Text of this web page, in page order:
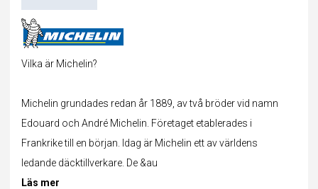
Vilka är Michelin?
Michelin grundades redan år 1889, av två bröder vid namn
Edouard och André Michelin. Företaget etablerades i
Frankrike till en början. Idag är Michelin ett av världens
ledande däcktillverkare. De &au
Läs mer